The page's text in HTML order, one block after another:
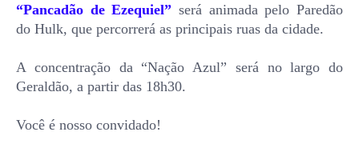
“Pancadão de Ezequiel” será animada pelo Paredão
do Hulk, que percorrerá as principais ruas da cidade.
A concentração da “Nação Azul” será no largo do
Geraldão, a partir das 18h30.
Você é nosso convidado!